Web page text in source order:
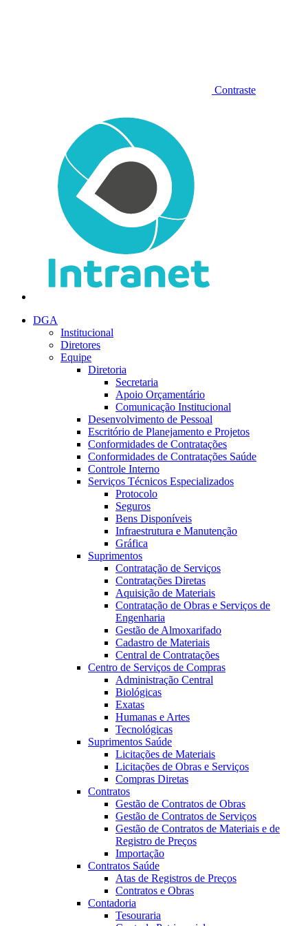
Contraste
DGA
Institucional
Diretores
Equipe
Diretoria
Secretaria
Apoio Orçamentário
Comunicação Institucional
Desenvolvimento de Pessoal
Escritório de Planejamento e Projetos
Conformidades de Contratações
Conformidades de Contratações Saúde
Controle Interno
Serviços Técnicos Especializados
Protocolo
Seguros
Bens Disponíveis
Infraestrutura e Manutenção
Gráfica
Suprimentos
Contratação de Serviços
Contratações Diretas
Aquisição de Materiais
Contratação de Obras e Serviços de
Engenharia
Gestão de Almoxarifado
Cadastro de Materiais
Central de Contratações
Centro de Serviços de Compras
Administração Central
Biológicas
Exatas
Humanas e Artes
Tecnológicas
Suprimentos Saúde
Licitações de Materiais
Licitações de Obras e Serviços
Compras Diretas
Contratos
Gestão de Contratos de Obras
Gestão de Contratos de Serviços
Gestão de Contratos de Materiais e de
Registro de Preços
Importação
Contratos Saúde
Atas de Registros de Preços
Contratos e Obras
Contadoria
Tesouraria